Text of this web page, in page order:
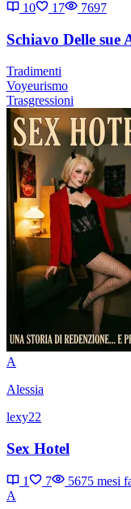
10
17 7697
Schiavo Delle sue
Tradimenti
Voyeurismo
Trasgressioni
A
Alessia
lexy22
Sex Hotel
1 7 5675 mesi
A